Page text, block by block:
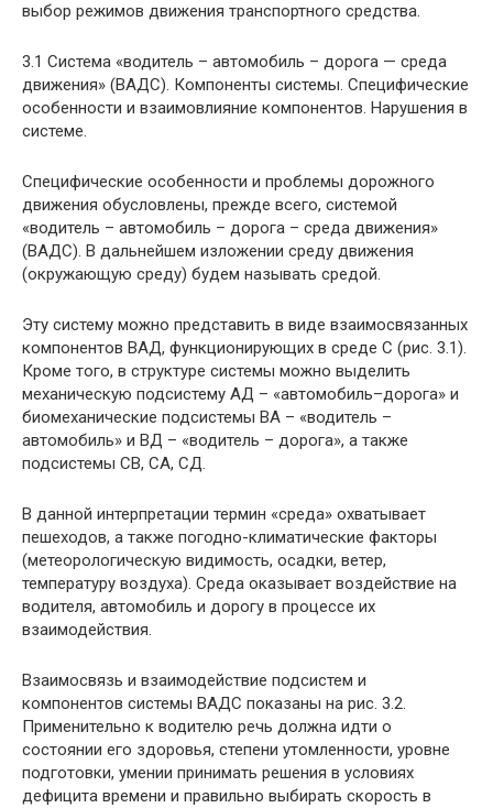
выбор режимов движения транспортного средства.
3.1 Система «водитель – автомобиль – дорога — среда
движения» (ВАДС). Компоненты системы. Специфические
особенности и взаимовлияние компонентов. Нарушения в
системе.
Специфические особенности и проблемы дорожного
движения обусловлены, прежде всего, системой
«водитель – автомобиль – дорога – среда движения»
(ВАДС). В дальнейшем изложении среду движения
(окружающую среду) будем называть средой.
Эту систему можно представить в виде взаимосвязанных
компонентов ВАД, функционирующих в среде С (рис. 3.1).
Кроме того, в структуре системы можно выделить
механическую подсистему АД – «автомобиль–дорога» и
биомеханические подсистемы ВА – «водитель –
автомобиль» и ВД – «водитель – дорога», а также
подсистемы СВ, СА, СД.
В данной интерпретации термин «среда» охватывает
пешеходов, а также погодно-климатические факторы
(метеорологическую видимость, осадки, ветер,
температуру воздуха). Среда оказывает воздействие на
водителя, автомобиль и дорогу в процессе их
взаимодействия.
Взаимосвязь и взаимодействие подсистем и
компонентов системы ВАДС показаны на рис. 3.2.
Применительно к водителю речь должна идти о
состоянии его здоровья, степени утомленности, уровне
подготовки, умении принимать решения в условиях
дефицита времени и правильно выбирать скорость в